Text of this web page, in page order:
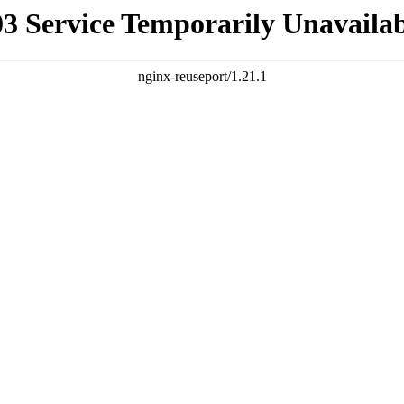
Service Temporarily
nginx-reuseport/1.21.1